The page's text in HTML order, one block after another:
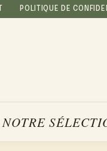
POLITIQUE DE
NOTRE